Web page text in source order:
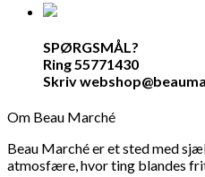
SPØRGSMÅL?
Ring 55771430
Skriv
Om Beau Marché
Beau Marché er et sted med
atmosfære, hvor ting blandes